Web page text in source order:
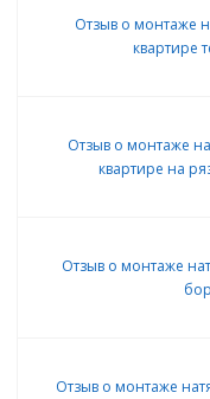
Отзыв о монтаже
квартире
Отзыв о монтаже
квартире на
Отзыв о монтаже
Отзыв о монтаже